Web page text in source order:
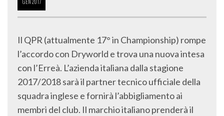
GEN2017
Il QPR (attualmente 17° in Championship) rompe
l’accordo con Dryworld e trova una nuova intesa
con l’Erreà. L’azienda italiana dalla stagione
2017/2018 sarà il partner tecnico ufficiale della
squadra inglese e fornirà l’abbigliamento ai
membri del club. Il marchio italiano prenderà il